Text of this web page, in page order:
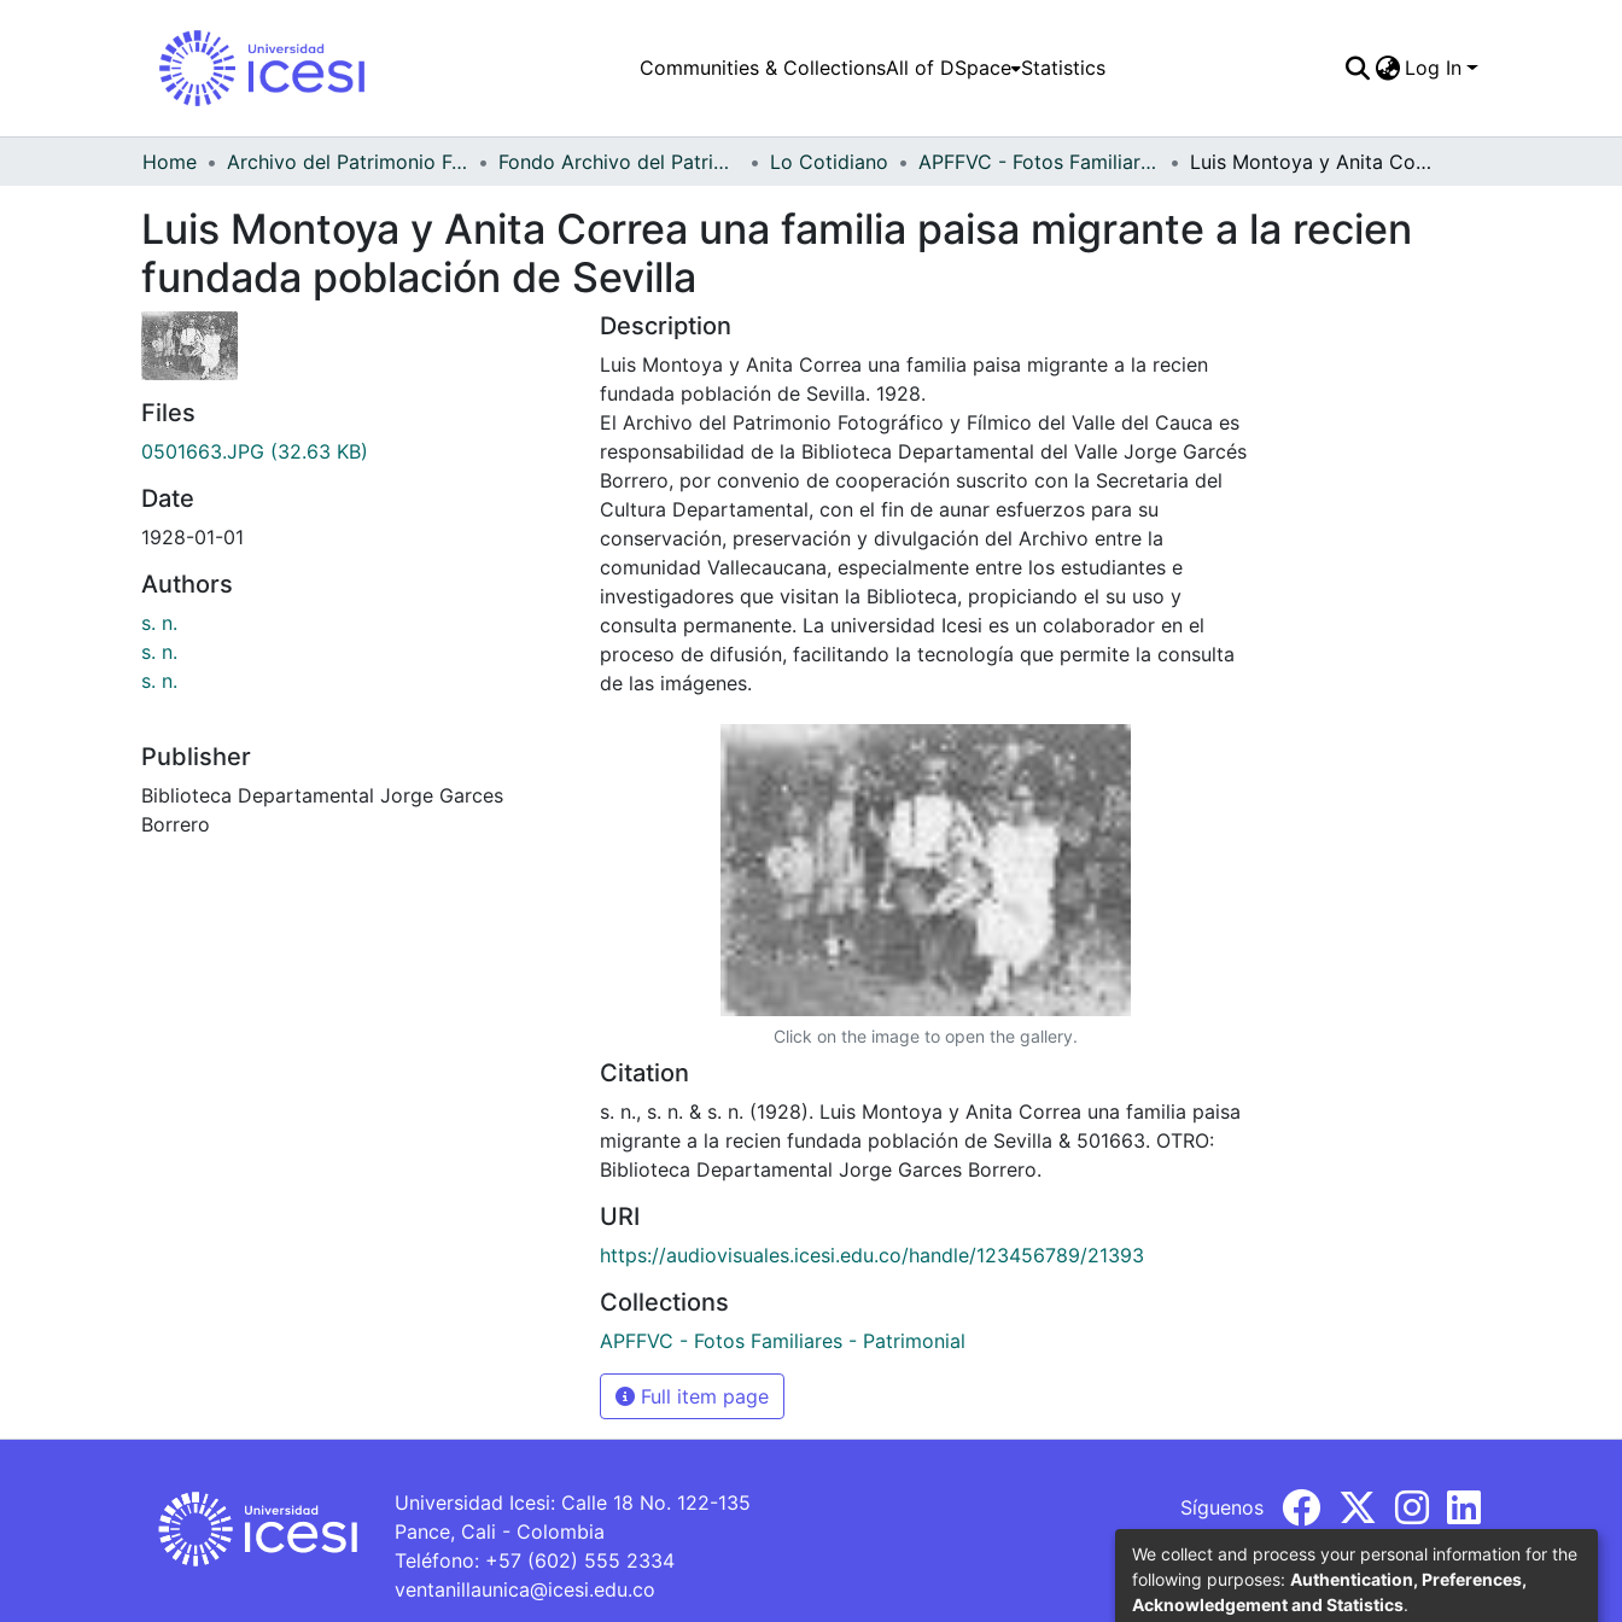
Communities & CollectionsAll of DSpace Statistics Log In
Home Archivo del Patrimonio Fotográfico y Fílmico del Valle del Cauca Fondo Archivo del Patrimonio Fotográfico y Fílmico del Valle del Cauca Lo Cotidiano APFFVC - Fotos Familiares - Patrimonial Luis Montoya y Anita Correa una familia paisa migrante a la recien fundada población de Sevilla
Luis Montoya y Anita Correa una familia paisa migrante a la recien
fundada población de Sevilla
Files
0501663.JPG (32.63 KB)
Date
1928-01-01
Authors
s. n.
s. n.
s. n.
Publisher
Biblioteca Departamental Jorge Garces
Borrero
Description
Luis Montoya y Anita Correa una familia paisa migrante a la recien
fundada población de Sevilla. 1928.
El Archivo del Patrimonio Fotográfico y Fílmico del Valle del Cauca es
responsabilidad de la Biblioteca Departamental del Valle Jorge Garcés
Borrero, por convenio de cooperación suscrito con la Secretaria del
Cultura Departamental, con el fin de aunar esfuerzos para su
conservación, preservación y divulgación del Archivo entre la
comunidad Vallecaucana, especialmente entre los estudiantes e
investigadores que visitan la Biblioteca, propiciando el su uso y
consulta permanente. La universidad Icesi es un colaborador en el
proceso de difusión, facilitando la tecnología que permite la consulta
de las imágenes.
Click on the image to open the gallery.
Citation
s. n., s. n. & s. n. (1928). Luis Montoya y Anita Correa una familia paisa
migrante a la recien fundada población de Sevilla & 501663. OTRO:
Biblioteca Departamental Jorge Garces Borrero.
URI
https://audiovisuales.icesi.edu.co/handle/123456789/21393
Collections
APFFVC - Fotos Familiares - Patrimonial
Full item page
Universidad Icesi: Calle 18 No. 122-135
Pance, Cali - Colombia
Teléfono: +57 (602) 555 2334
ventanillaunica@icesi.edu.co
Síguenos
We collect and process your personal information for the
following purposes: Authentication, Preferences,
Acknowledgement and Statistics.